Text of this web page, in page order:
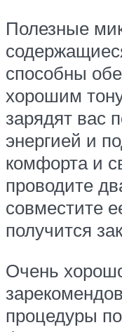
Полезные
способны
хорошим
зарядят вас
энергией и
комфорта и
проводите
совместите
получится
Очень
процедуры